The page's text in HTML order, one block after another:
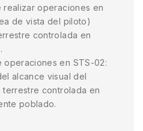
realizar operaciones en
de vista del piloto)
controlada en
operaciones en STS-02:
alcance visual del
controlada en
poblado.